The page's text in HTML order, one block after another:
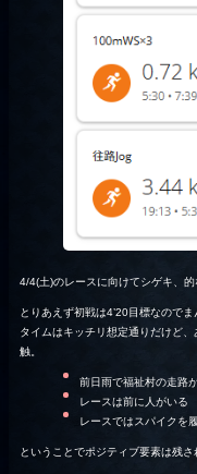
4/4(土)のレースに向けてシゲキ、的
とりあえず初戦は4’20目標なので
タイムはキッチリ想定通りだけど
触。
前日雨で福祉村の走路
レースは前に人がいる
レースではスパイクを
ということでポジティブ要素は残